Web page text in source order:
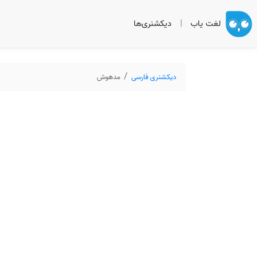
لغت یاب | دیکشنری‌ها
دیکشنری فارسی مدهوش